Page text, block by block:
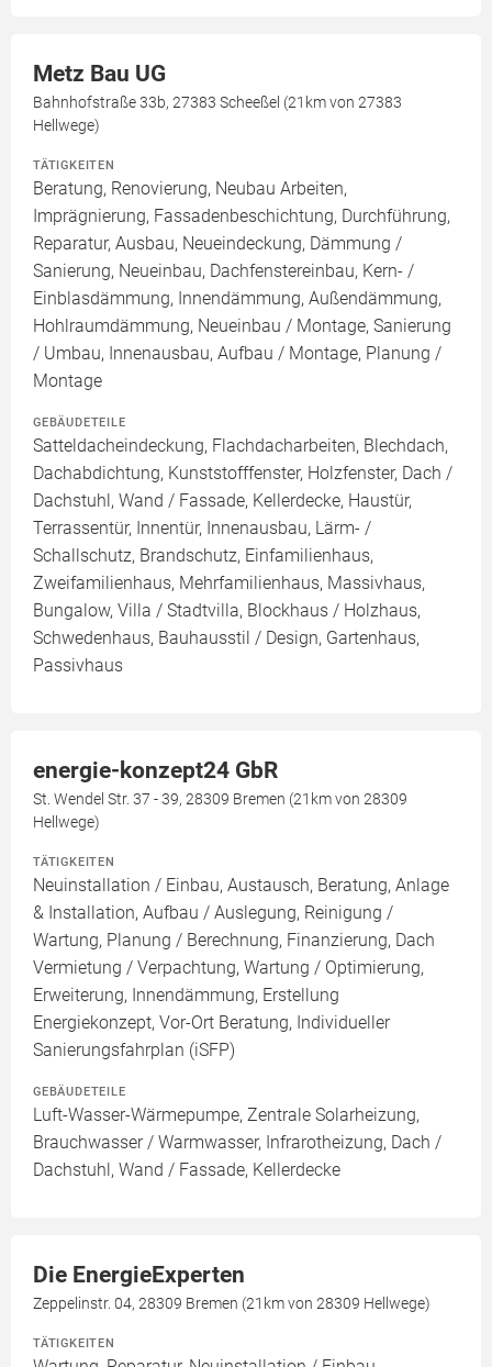
Metz Bau UG
Bahnhofstraße 33b, 27383 Scheeßel (21km von 27383
Hellwege)
TÄTIGKEITEN
Beratung, Renovierung, Neubau Arbeiten,
Imprägnierung, Fassadenbeschichtung, Durchführung,
Reparatur, Ausbau, Neueindeckung, Dämmung /
Sanierung, Neueinbau, Dachfenstereinbau, Kern- /
Einblasdämmung, Innendämmung, Außendämmung,
Hohlraumdämmung, Neueinbau / Montage, Sanierung
/ Umbau, Innenausbau, Aufbau / Montage, Planung /
Montage
GEBÄUDETEILE
Satteldacheindeckung, Flachdacharbeiten, Blechdach,
Dachabdichtung, Kunststofffenster, Holzfenster, Dach /
Dachstuhl, Wand / Fassade, Kellerdecke, Haustür,
Terrassentür, Innentür, Innenausbau, Lärm- /
Schallschutz, Brandschutz, Einfamilienhaus,
Zweifamilienhaus, Mehrfamilienhaus, Massivhaus,
Bungalow, Villa / Stadtvilla, Blockhaus / Holzhaus,
Schwedenhaus, Bauhausstil / Design, Gartenhaus,
Passivhaus
energie-konzept24 GbR
St. Wendel Str. 37 - 39, 28309 Bremen (21km von 28309
Hellwege)
TÄTIGKEITEN
Neuinstallation / Einbau, Austausch, Beratung, Anlage
& Installation, Aufbau / Auslegung, Reinigung /
Wartung, Planung / Berechnung, Finanzierung, Dach
Vermietung / Verpachtung, Wartung / Optimierung,
Erweiterung, Innendämmung, Erstellung
Energiekonzept, Vor-Ort Beratung, Individueller
Sanierungsfahrplan (iSFP)
GEBÄUDETEILE
Luft-Wasser-Wärmepumpe, Zentrale Solarheizung,
Brauchwasser / Warmwasser, Infrarotheizung, Dach /
Dachstuhl, Wand / Fassade, Kellerdecke
Die EnergieExperten
Zeppelinstr. 04, 28309 Bremen (21km von 28309 Hellwege)
TÄTIGKEITEN